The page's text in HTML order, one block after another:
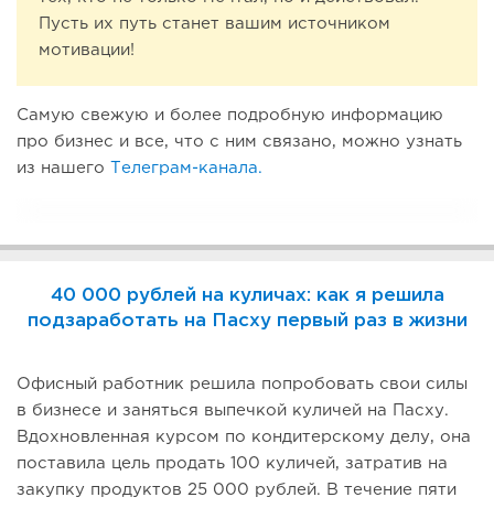
Пусть их путь станет вашим источником
мотивации!
Самую свежую и более подробную информацию
про бизнес и все, что с ним связано, можно узнать
из нашего
Телеграм-канала.
40 000 рублей на куличах: как я решила
подзаработать на Пасху первый раз в жизни
Офисный работник решила попробовать свои силы
в бизнесе и заняться выпечкой куличей на Пасху.
Вдохновленная курсом по кондитерскому делу, она
поставила цель продать 100 куличей, затратив на
закупку продуктов 25 000 рублей. В течение пяти